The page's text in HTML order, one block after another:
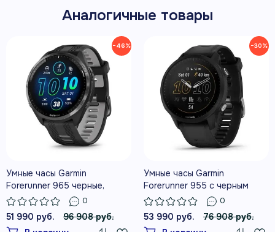
ЕЖЕДНЕВНЫЕ РЕКОМЕНДАЦИИ ПО
ТРЕНИРОВКАМ
ДИНАМИКА БЕГА БЕЗ
ДОПОЛНИТЕЛЬНОГО ДАТЧИКА
Аналогичные товары
−46%
Умные часы Garmin
Forerunner 965 черные,
темно-серый DLC титановый
безель, с черным ремешком
0
51 990 руб.
96 908 руб.
−30%
Умные часы Garmin
Forerunner 955 с черным
ремешком
0
53 990 руб.
76 908 руб.